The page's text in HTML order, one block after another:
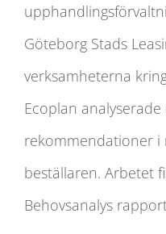
Göteborg Stads
verksamheterna
Ecoplan
rekommendationer i
beställaren. Arbetet
Behovsanalys